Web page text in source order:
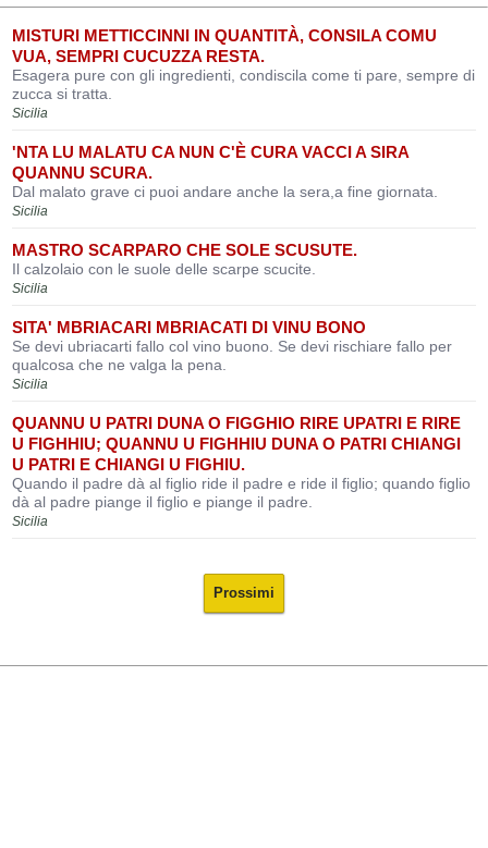
MISTURI METTICCINNI IN QUANTITÀ, CONSILA COMU
VUA, SEMPRI CUCUZZA RESTA.
Esagera pure con gli ingredienti, condiscila come ti pare, sempre di
zucca si tratta.
Sicilia
'NTA LU MALATU CA NUN C'È CURA VACCI A SIRA
QUANNU SCURA.
Dal malato grave ci puoi andare anche la sera,a fine giornata.
Sicilia
MASTRO SCARPARO CHE SOLE SCUSUTE.
Il calzolaio con le suole delle scarpe scucite.
Sicilia
SITA' MBRIACARI MBRIACATI DI VINU BONO
Se devi ubriacarti fallo col vino buono. Se devi rischiare fallo per
qualcosa che ne valga la pena.
Sicilia
QUANNU U PATRI DUNA O FIGGHIO RIRE UPATRI E RIRE
U FIGHHIU; QUANNU U FIGHHIU DUNA O PATRI CHIANGI
U PATRI E CHIANGI U FIGHIU.
Quando il padre dà al figlio ride il padre e ride il figlio; quando figlio
dà al padre piange il figlio e piange il padre.
Sicilia
Prossimi